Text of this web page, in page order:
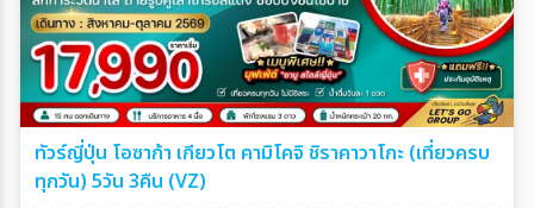
ทัวร์ญี่ปุ่น โอซาก้า เกียวโต คามิโคจิ ชิราคาวาโกะ (เที่ยวครบ
ทุกวัน) 5วัน 3คืน (VZ)